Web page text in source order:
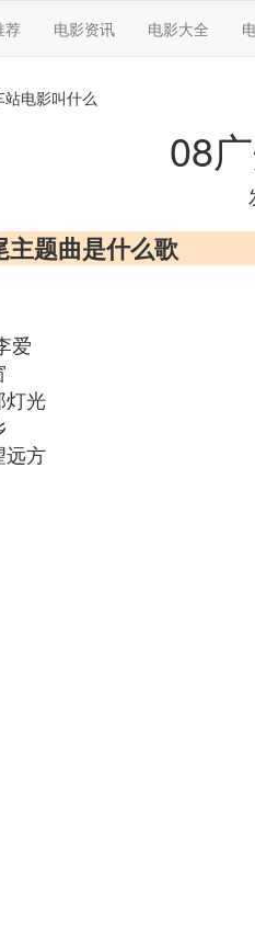
荐 电影资讯 电影大全
电影叫什么
08
题曲是什么歌
爱
灯光
远方